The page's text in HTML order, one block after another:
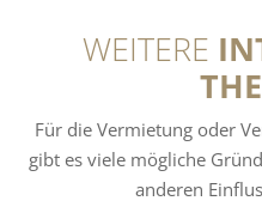
WEITERE
Für die Vermietung oder
gibt es viele mögliche
anderen